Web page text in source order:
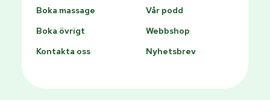
Boka massage
Vår podd
Boka övrigt
Webbshop
Kontakta oss
Nyhetsbrev